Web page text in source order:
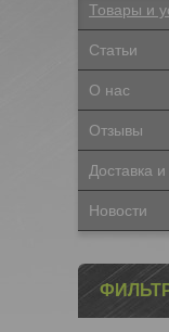
Товары и
Статьи
О нас
Отзывы
Доставка
Новости